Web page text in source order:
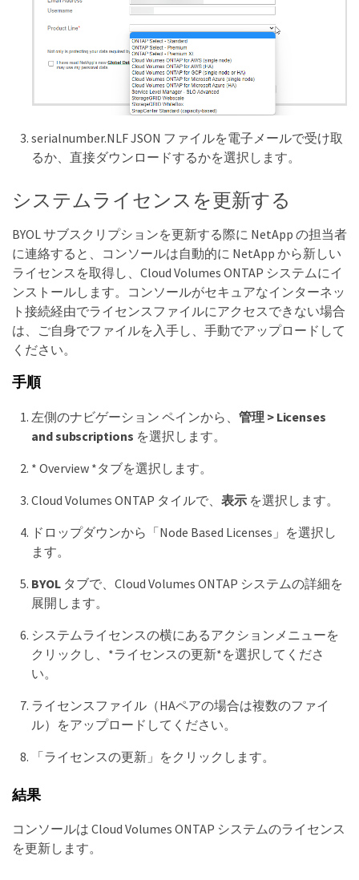
serialnumber.NLF JSON ファイルを電子メールで受け取
るか、直接ダウンロードするかを選択します。
システムライセンスを更新する
BYOL サブスクリプションを更新する際に NetApp の担当者
に連絡すると、コンソールは自動的に NetApp から新しい
ライセンスを取得し、Cloud Volumes ONTAP システムにイ
ンストールします。コンソールがセキュアなインターネッ
ト接続経由でライセンスファイルにアクセスできない場合
は、ご自身でファイルを入手し、手動でアップロードして
ください。
手順
左側のナビゲーション ペインから、 管理 > Licenses
and subscriptions を選択します。
* Overview *タブを選択します。
Cloud Volumes ONTAP タイルで、 表示を選択します。
ドロップダウンから「Node Based Licenses」を選択し
ます。
BYOLタブで、Cloud Volumes ONTAP システムの詳細を
展開します。
システムライセンスの横にあるアクションメニューを
クリックし、*ライセンスの更新*を選択してくださ
い。
ライセンスファイル（HAペアの場合は複数のファイ
ル）をアップロードしてください。
「ライセンスの更新」をクリックします。
結果
コンソールは Cloud Volumes ONTAP システムのライセンス
を更新します。